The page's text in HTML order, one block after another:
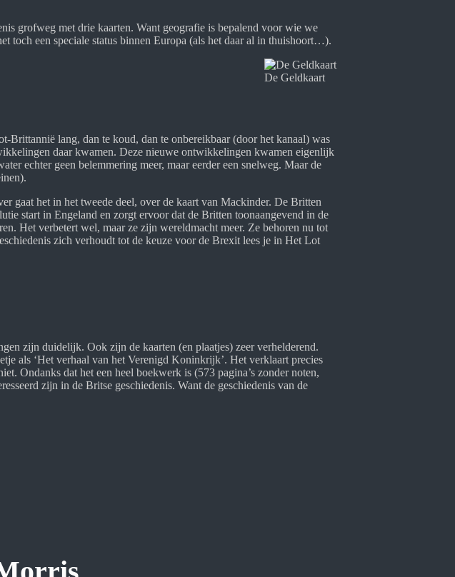
grofweg met drie kaarten. Want geografie is bepalend voor wie we
toch een speciale status binnen Europa (als het daar al in thuishoort…).
De Geldkaart
lang, dan te koud, dan te onbereikbaar (door het kanaal) was
daar kwamen. Deze nieuwe ontwikkelingen kwamen eigenlijk
echter geen belemmering meer, maar eerder een snelweg. Maar de
gaat het in het tweede deel, over de kaart van Mackinder. De Britten
start in Engeland en zorgt ervoor dat de Britten toonaangevend in de
Het verbetert wel, maar ze zijn wereldmacht meer. Ze behoren nu tot
zich verhoudt tot de keuze voor de Brexit lees je in Het Lot
zijn duidelijk. Ook zijn de kaarten (en plaatjes) zeer verhelderend.
als ‘Het verhaal van het Verenigd Koninkrijk’. Het verklaart precies
Ondanks dat het een heel boekwerk is (573 pagina’s zonder noten,
zijn in de Britse geschiedenis. Want de geschiedenis van de